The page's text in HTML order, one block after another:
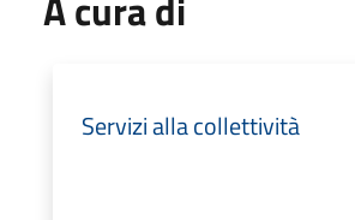
Servizi alla collettività